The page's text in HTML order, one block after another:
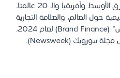
يُذكر أن مستشفى الملك فيصل التخصصي ومركز الأبحاث صُنف الأول في الشرق الأوسط وأفريقيا والـ 20 عالميًا،
رعاية صحية أكاديمية حول العالم، والعلامة التجارية
الصحية الأعلى قيمة في المملكة والشرق الأوسط، وذلك بحسب "براند فاينانس" (Brand Finance) لعام 2024،